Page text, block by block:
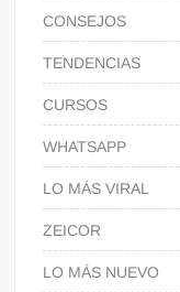
CONSEJOS
TENDENCIAS
CURSOS
WHATSAPP
LO MÁS VIRAL
ZEICOR
LO MÁS NUEVO